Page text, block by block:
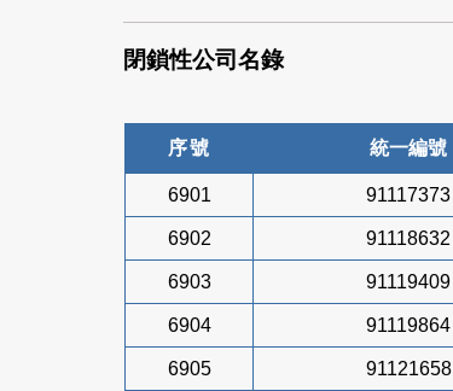
閉鎖性公司名錄
序號 統一編號
6901 91117373
6902 91118632
6903 91119409
6904 91119864
6905 91121658